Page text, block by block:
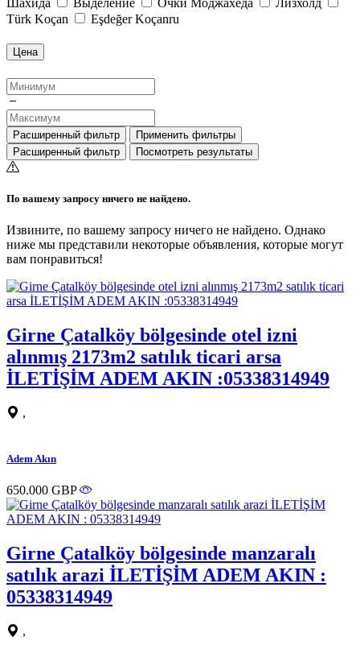
Шахида Выделение Очки Моджахеда
Лизхолд
Türk Koçan
Eşdeğer Koçanru
Цена
Расширенный фильтр
Применить фильтры
Расширенный фильтр
Посмотреть результаты
По вашему запросу ничего не найдено.
Извините, по вашему запросу ничего не найдено. Однако
ниже мы представили некоторые объявления, которые могут
вам понравиться!
Girne Çatalköy bölgesinde otel izni
alınmış 2173m2 satılık ticari arsa
İLETİŞİM ADEM AKIN :05338314949
,
Adem Akın
650.000 GBP
Girne Çatalköy bölgesinde manzaralı
satılık arazi İLETİŞİM ADEM AKIN :
05338314949
,